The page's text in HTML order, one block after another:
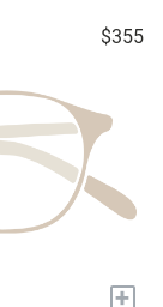
$355
+